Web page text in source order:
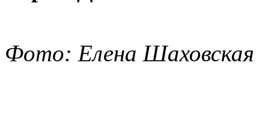
Фото: Елена Шаховская